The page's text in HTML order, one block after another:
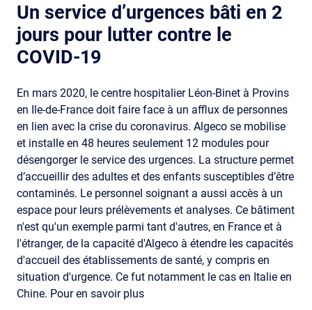
Un service d’urgences bâti en 2
jours pour lutter contre le
COVID-19
En mars 2020, le centre hospitalier Léon-Binet à Provins
en Ile-de-France doit faire face à un afflux de personnes
en lien avec la crise du coronavirus. Algeco se mobilise
et installe en 48 heures seulement 12 modules pour
désengorger le service des urgences. La structure permet
d’accueillir des adultes et des enfants susceptibles d’être
contaminés. Le personnel soignant a aussi accès à un
espace pour leurs prélèvements et analyses. Ce bâtiment
n'est qu'un exemple parmi tant d'autres, en France et à
l'étranger, de la capacité d'Algeco à étendre les capacités
d'accueil des établissements de santé, y compris en
situation d'urgence. Ce fut notamment le cas en Italie en
Chine. Pour en savoir plus